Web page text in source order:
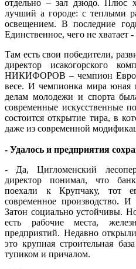
отдельно – зал дзюдо. Плюс
лучший а городе: с теплыми
освещением. В последние
Единственное, чего не хватает -
Там есть свои победители,
директор исакогорского
НИКИФОРОВ – чемпион
весе. И чемпионка мира юная
делам молодежи и спорта
современные искусственные
состоится открытие тира, в
даже из современной
- Удалось и предприятия
- Да, Цигломенский
директор понимал, что
поехали к Крупчаку, тот
современное производство.
Затон социально устойчивы.
есть рабочие места,
предприятий. Недавно
это крупная строительная
тупиком и причалом.